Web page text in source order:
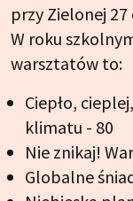
przy Zielonej 27
W roku
warsztatów to:
Ciepło,
klimatu - 80
Nie znikaj!
Globalne